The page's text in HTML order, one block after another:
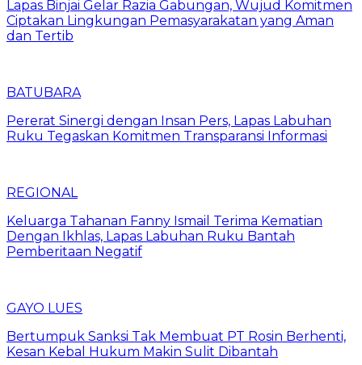
Lapas Binjai Gelar Razia Gabungan, Wujud Komitmen
Ciptakan Lingkungan Pemasyarakatan yang Aman
dan Tertib
BATUBARA
Pererat Sinergi dengan Insan Pers, Lapas Labuhan
Ruku Tegaskan Komitmen Transparansi Informasi
REGIONAL
Keluarga Tahanan Fanny Ismail Terima Kematian
Dengan Ikhlas, Lapas Labuhan Ruku Bantah
Pemberitaan Negatif
GAYO LUES
Bertumpuk Sanksi Tak Membuat PT Rosin Berhenti,
Kesan Kebal Hukum Makin Sulit Dibantah